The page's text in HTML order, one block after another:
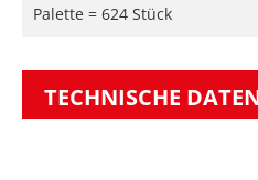
Palette = 624 Stück
TECHNISCHE